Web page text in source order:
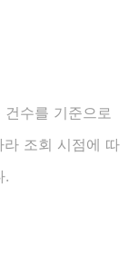
수를 기준으로
조회 시점에 따
.